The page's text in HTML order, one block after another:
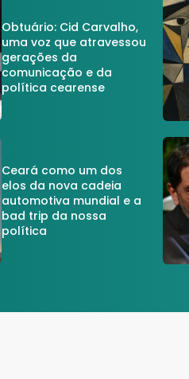
Obtuário: Cid Carvalho,
uma voz que atravessou
gerações da
comunicação e da
política cearense
Ceará como um dos
elos da nova cadeia
automotiva mundial e a
bad trip da nossa
política